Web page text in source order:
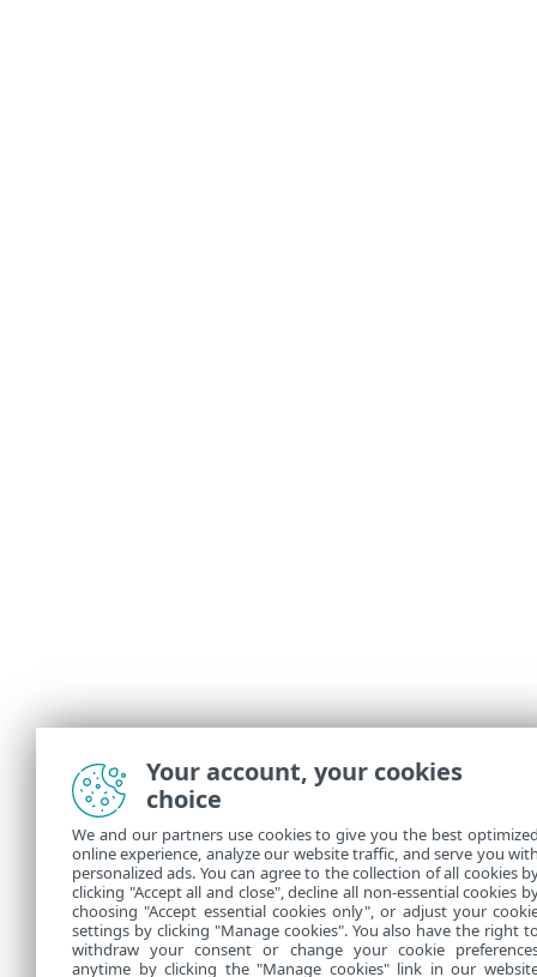
Your account, your cookies
choice
We and our partners use cookies to give you the best
online experience, analyze our website traffic, and serve you
personalized ads. You can agree to the collection of all cookies
clicking "Accept all and close", decline all non-essential cookies
choosing "Accept essential cookies only", or adjust your
settings by clicking "Manage cookies". You also have the right
withdraw your consent or change your cookie
anytime by clicking the "Manage cookies" link in our